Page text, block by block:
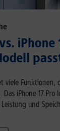
iPhone
viele Funktionen,
iPhone 17
und